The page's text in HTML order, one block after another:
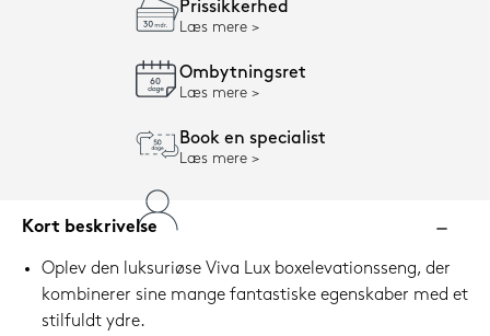
Prissikkerhed
Læs mere
Ombytningsret
Læs mere
Book en specialist
Læs mere
Kort beskrivelse
Oplev den luksuriøse Viva Lux boxelevationsseng, der
kombinerer sine mange fantastiske egenskaber med et
stilfuldt ydre.